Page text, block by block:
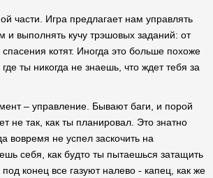
части. Игра предлагает нам управлять
и выполнять кучу трэшовых заданий: от
котят. Иногда это больше похоже
ты никогда не знаешь, что ждет тебя за
– управление. Бывают баги, и порой
не так, как ты планировал. Это знатно
вовремя не успел заскочить на
себя, как будто ты пытаешься затащить
конец все газуют налево - капец, как же